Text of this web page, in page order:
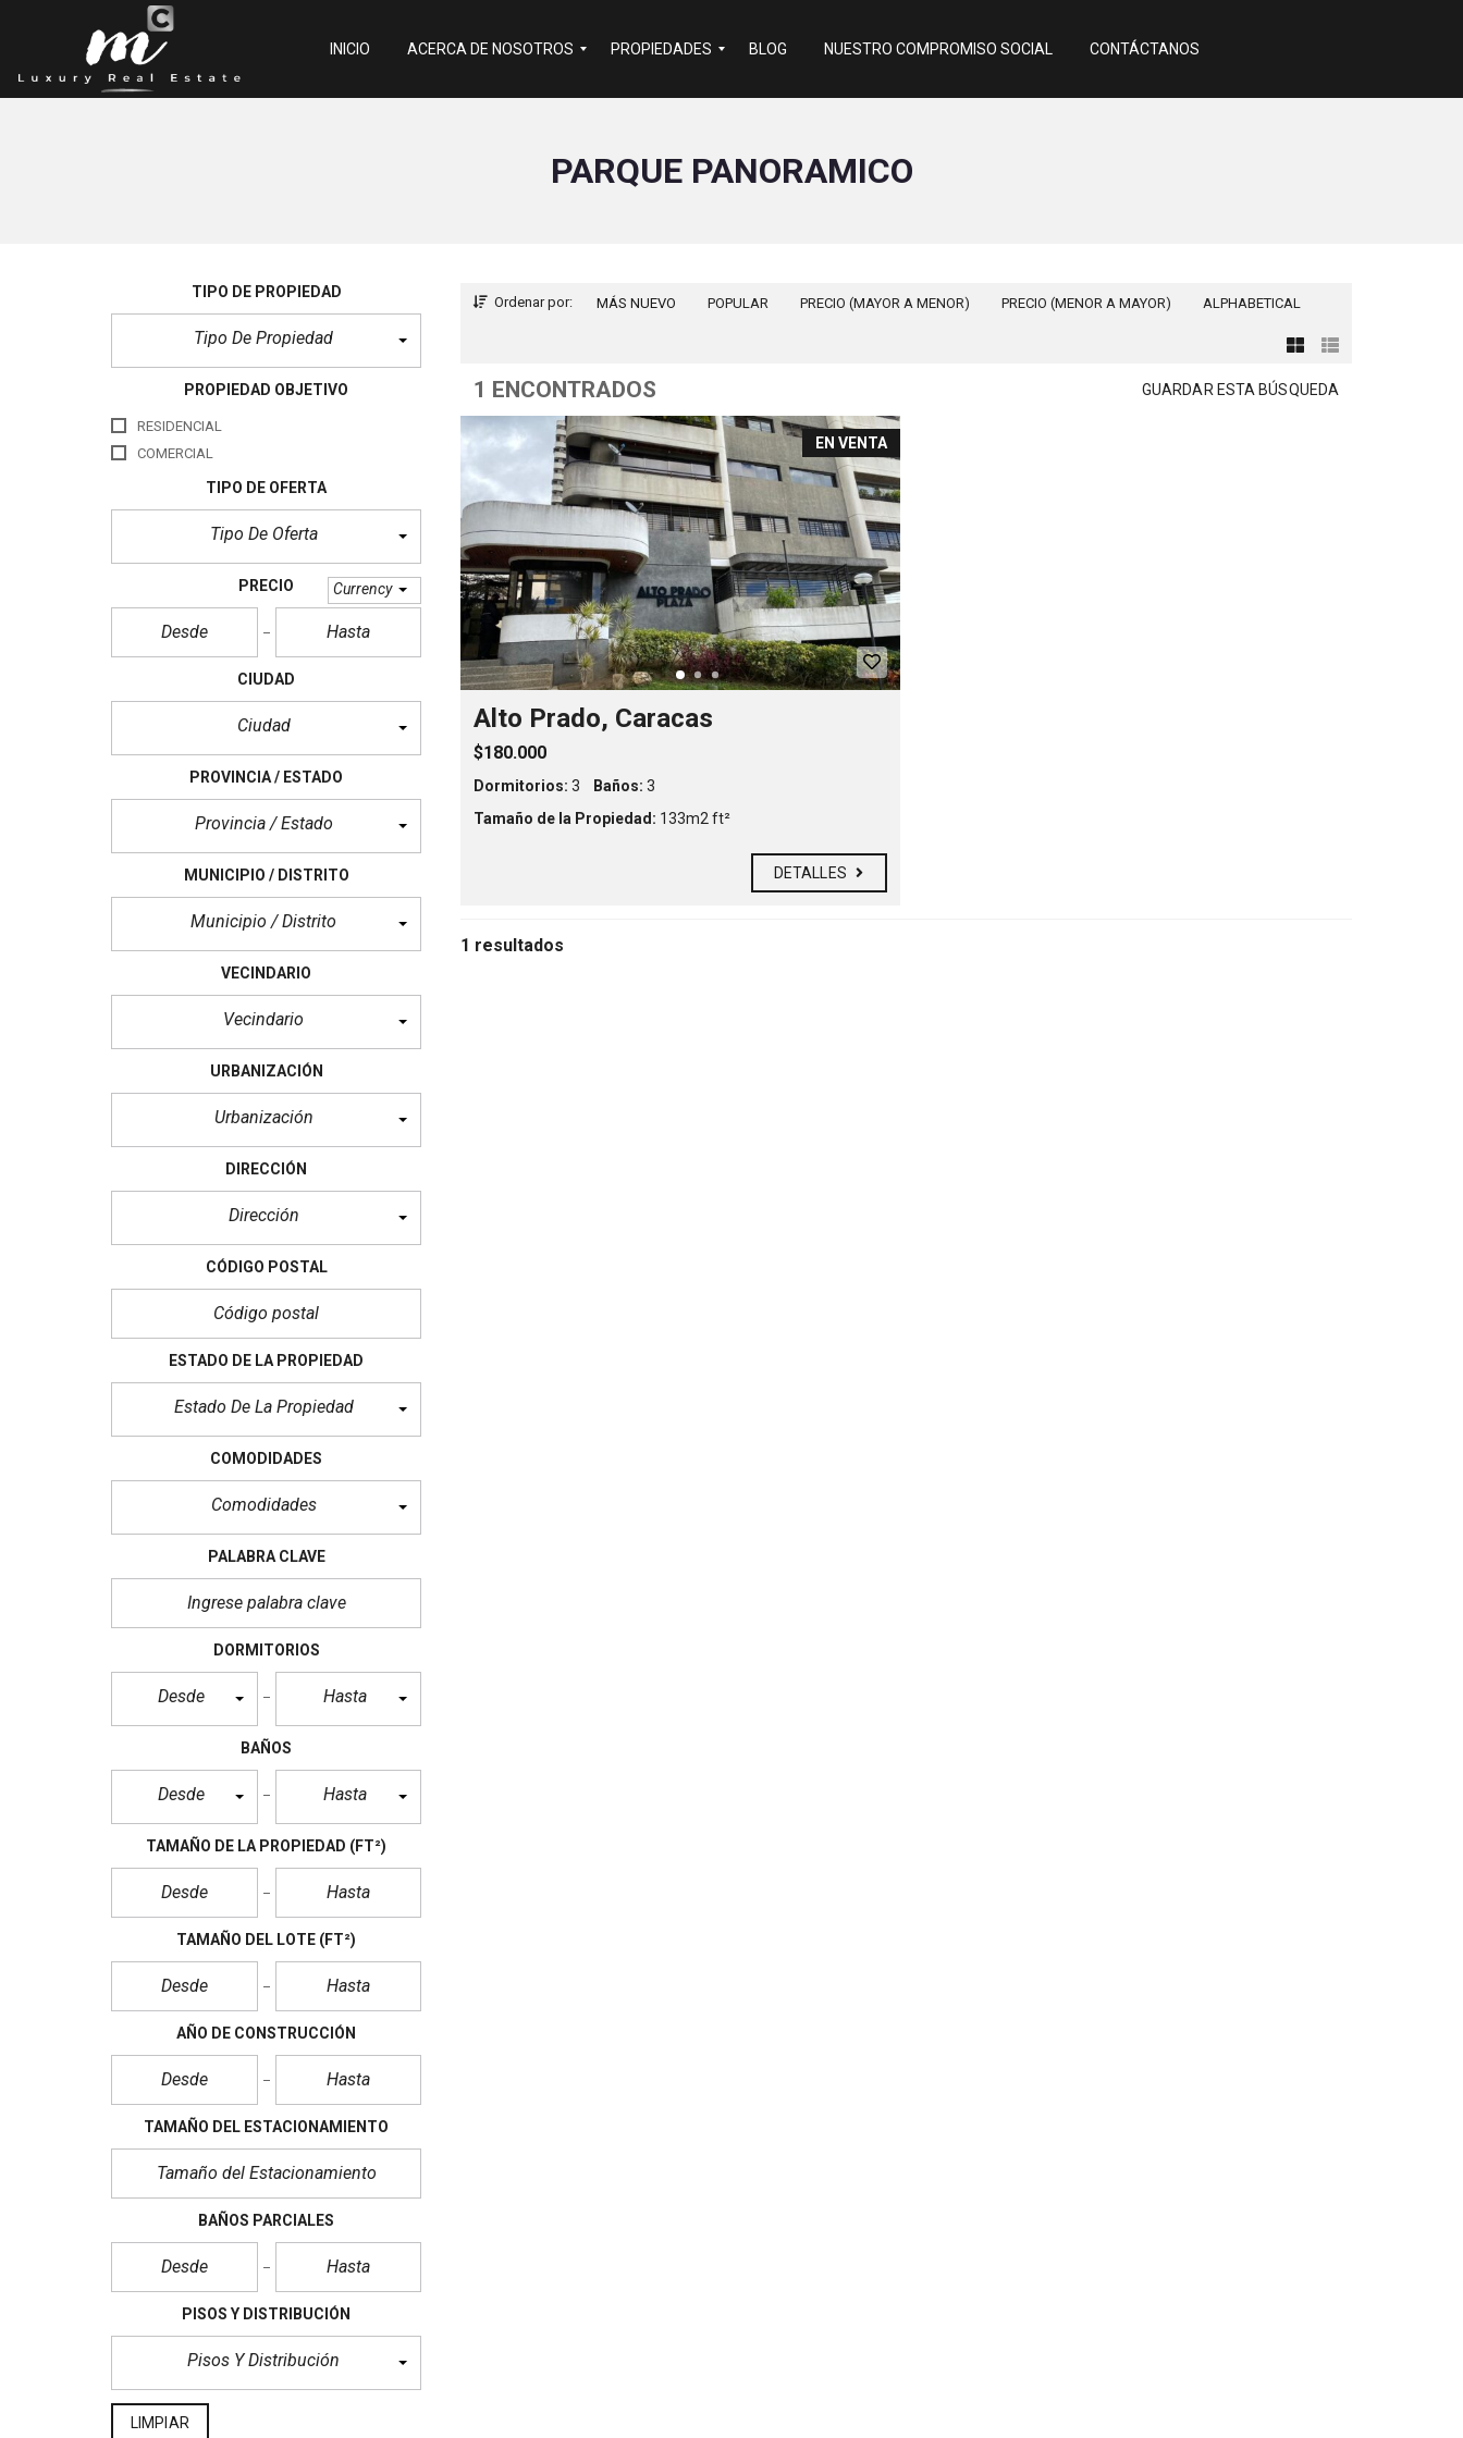
INICIO ACERCA DE NOSOTROS
e
n
e
i
PROPIEDADES
R
e
a
m
e
r
c
i
a
D
t
a
c
a
d
a
s
C
u
e
BLOG NUESTRO COMPROMISO SOCIAL CONTÁCTANOS
PARQUE PANORAMICO
TIPO DE PROPIEDAD
Tipo De Propiedad
PROPIEDAD OBJETIVO
RESIDENCIAL
COMERCIAL
TIPO DE OFERTA
Tipo De Oferta
PRECIO Currency
CIUDAD
Ciudad
PROVINCIA / ESTADO
Provincia / Estado
MUNICIPIO / DISTRITO
Municipio / Distrito
VECINDARIO
Vecindario
URBANIZACIÓN
Urbanización
DIRECCIÓN
Dirección
CÓDIGO POSTAL
ESTADO DE LA PROPIEDAD
Estado De La Propiedad
COMODIDADES
Comodidades
PALABRA CLAVE
DORMITORIOS
Desde Hasta
BAÑOS
Desde Hasta
TAMAÑO DE LA PROPIEDAD (FT²)
TAMAÑO DEL LOTE (FT²)
AÑO DE CONSTRUCCIÓN
TAMAÑO DEL ESTACIONAMIENTO
BAÑOS PARCIALES
PISOS Y DISTRIBUCIÓN
Pisos Y Distribución
LIMPIAR
Ordenar por: MÁS NUEVO POPULAR PRECIO (MAYOR A MENOR) PRECIO (MENOR A MAYOR) ALPHABETICAL
GUARDAR ESTA BÚSQUEDA
1 ENCONTRADOS
EN VENTA
Alto Prado, Caracas
$180.000
Dormitorios: 3 Baños: 3
Tamaño de la Propiedad: 133m2 ft²
DETALLES
1 resultados